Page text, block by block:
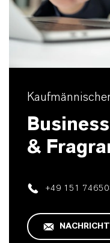
&
+49 151